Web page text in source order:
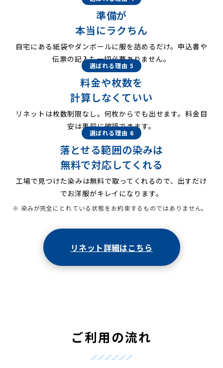
準備が
本当にラクちん
自宅にある紙袋やダンボールに服を詰めるだけ。申込書や
伝票の記入も一切必要ありません。
選ばれる理由 5
料金や枚数を
計算しなくていい
リネットは枚数制限なし。何枚からでも出せます。料金目
安は事前に確認できます。
選ばれる理由 6
落とせる範囲の染みは
無料で対応してくれる
工場で見つけた染みは無料で取ってくれるので、出すだけ
でお洋服がキレイになります。
※ 染みが完全にとれている状態をお約束するものではありません。
リネット詳細はこちら
ご利用の流れ